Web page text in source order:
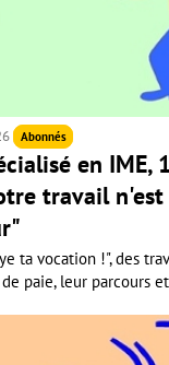
Abonnés
en IME,
travail n'est
ta vocation !", des
paie, leur parcours